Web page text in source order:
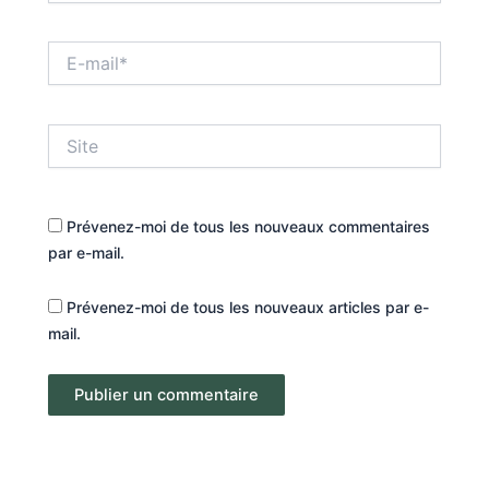
mail*
Prévenez-moi de tous les nouveaux commentaires
par e-mail.
Prévenez-moi de tous les nouveaux articles par e-
mail.